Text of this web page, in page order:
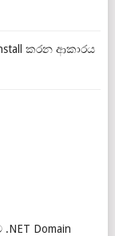
කරන ආකාරය
Domain